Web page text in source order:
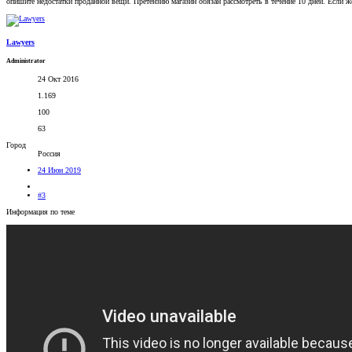
Lawyers
Administrator
24 Окт 2016
1.169
100
63
Город
Россия
24 Июн 2019
#3
Информация по теме